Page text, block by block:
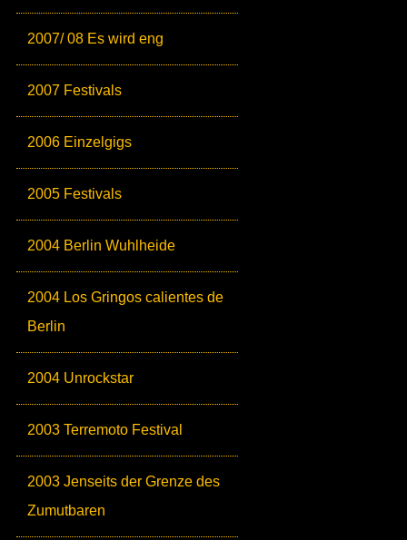
2007/ 08 Es wird eng
2007 Festivals
2006 Einzelgigs
2005 Festivals
2004 Berlin Wuhlheide
2004 Los Gringos calientes de
Berlin
2004 Unrockstar
2003 Terremoto Festival
2003 Jenseits der Grenze des
Zumutbaren